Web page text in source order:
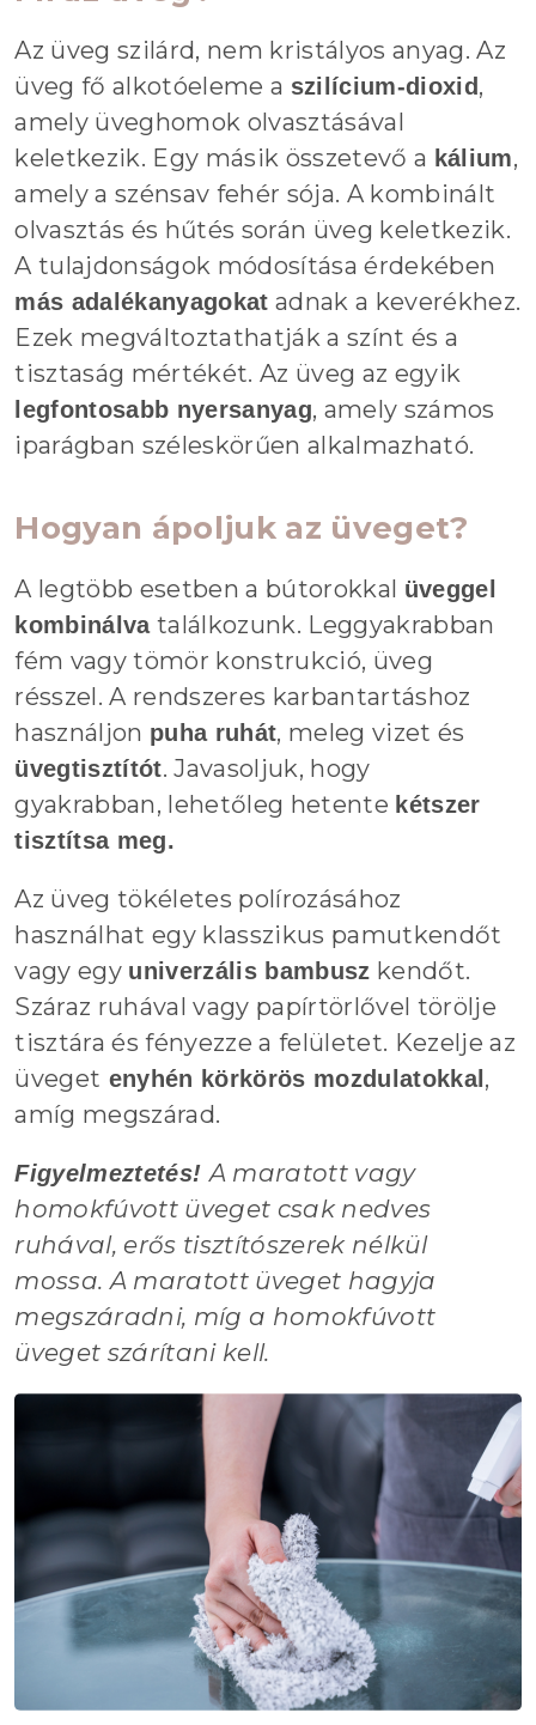
Az üveg szilárd, nem kristályos anyag. Az
üveg fő alkotóeleme a szilícium-dioxid ,
amely üveghomok olvasztásával
keletkezik. Egy másik összetevő a kálium,
amely a szénsav fehér sója. A kombinált
olvasztás és hűtés során üveg keletkezik.
A tulajdonságok módosítása érdekében
más adalékanyagokat adnak a keverékhez.
Ezek megváltoztathatják a színt és a
tisztaság mértékét. Az üveg az egyik
legfontosabb nyersanyag, amely számos
iparágban széleskörűen alkalmazható.
Hogyan ápoljuk az üveget?
A legtöbb esetben a bútorokkal üveggel
kombinálvatalálkozunk. Leggyakrabban
fém vagy tömör konstrukció, üveg
résszel. A rendszeres karbantartáshoz
használjon puha ruhát, meleg vizet és
üvegtisztítót. Javasoljuk, hogy
gyakrabban, lehetőleg hetente kétszer
tisztítsa meg.
Az üveg tökéletes polírozásához
használhat egy klasszikus pamutkendőt
vagy egy univerzális bambusz kendőt.
Száraz ruhával vagy papírtörlővel törölje
tisztára és fényezze a felületet. Kezelje az
üveget enyhén körkörös mozdulatokkal ,
amíg megszárad.
Figyelmeztetés! A maratott vagy
homokfúvott üveget csak nedves
ruhával, erős tisztítószerek nélkül
mossa. A maratott üveget hagyja
megszáradni, míg a homokfúvott
üveget szárítani kell.